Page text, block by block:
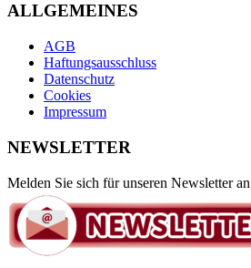
ALLGEMEINES
AGB
Haftungsausschluss
Datenschutz
Cookies
Impressum
NEWSLETTER
Melden Sie sich für unseren Newsletter an